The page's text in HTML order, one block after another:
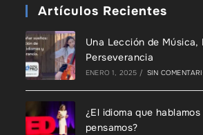
Artículos Recientes
Una Lección de Música,
Perseverancia
ENERO 1, 2025 / SIN
¿El idioma que
pensamos?